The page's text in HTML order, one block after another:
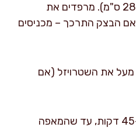
הרכבת הטארט: מרדדים את הבצק על נייר אפייה לקוטר מעט גדול יותר מתבנית הטארט (כ-28 ס"מ). מרפדים את
אם הבצק התרכך – מכניסים
מעל את השטרויזל (אם
אפייה: מכניסים לתנור שחומם מראש ל-180 מעלות (חום עליון ותחתון, ללא טורבו) למשך 45-50 דקות, עד שהמאפה